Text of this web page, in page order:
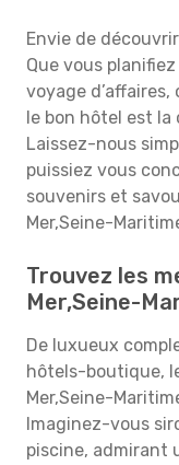
Envie de
Que vous
voyage
le bon hôtel est la
Laissez-nous
puissiez vous
souvenirs et
Mer,Seine-
Trouvez les
Mer,Seine-
De luxueux
hôtels-boutique,
Mer,Seine-
Imaginez-vous
piscine, admirant